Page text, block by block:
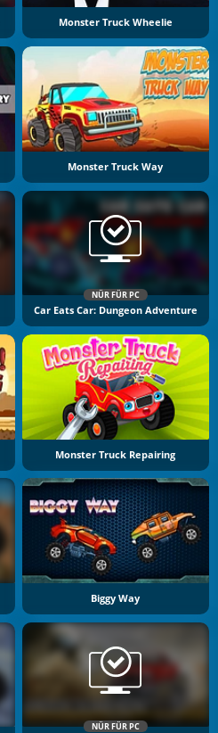
Monster Truck Wheelie
Monster Truck Way
NÜR FÜR PC
Car Eats Car: Dungeon Adventure
Monster Truck Repairing
Biggy Way
NÜR FÜR PC